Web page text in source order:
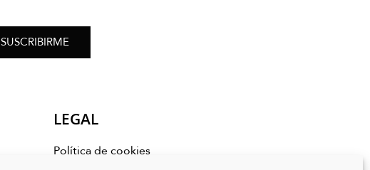
SUSCRIBIRME
LEGAL
Política de cookies